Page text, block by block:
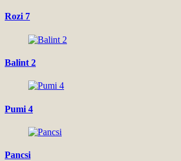
Rozi 7
Balint 2
Pumi 4
Pancsi